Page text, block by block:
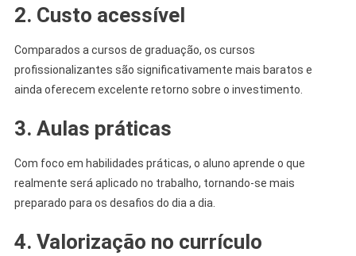
2. Custo acessível
Comparados a cursos de graduação, os cursos
profissionalizantes são significativamente mais baratos e
ainda oferecem excelente retorno sobre o investimento.
3. Aulas práticas
Com foco em habilidades práticas, o aluno aprende o que
realmente será aplicado no trabalho, tornando-se mais
preparado para os desafios do dia a dia.
4. Valorização no currículo